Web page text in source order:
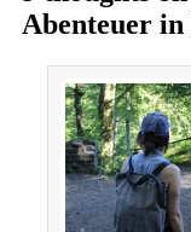
Abenteuer